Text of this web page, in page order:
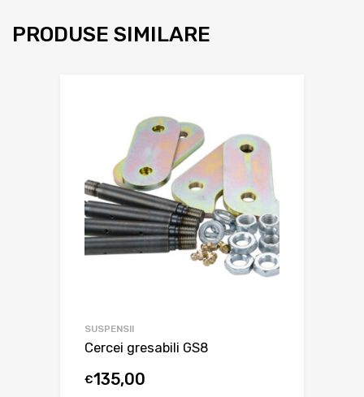
PRODUSE SIMILARE
SUSPENSII
Cercei gresabili GS8
€135,00